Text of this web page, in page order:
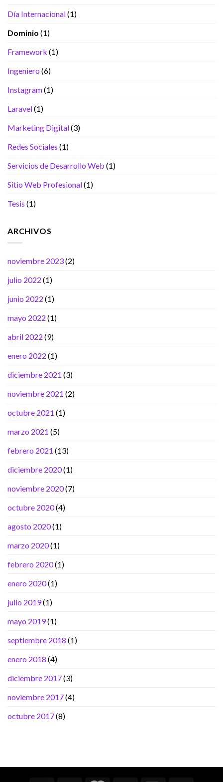
Día Internacional(1)
Dominio (1)
Framework (1)
Ingeniero (6)
Instagram(1)
Laravel(1)
Marketing Digital(3)
Redes Sociales (1)
Servicios de Desarrollo Web (1)
Sitio Web Profesional(1)
Tesis (1)
ARCHIVOS
noviembre 2023(2)
julio 2022 (1)
junio 2022 (1)
mayo 2022 (1)
abril 2022 (9)
enero 2022 (1)
diciembre 2021 (3)
noviembre 2021 (2)
octubre 2021 (1)
marzo 2021 (5)
febrero 2021 (13)
diciembre 2020(1)
noviembre 2020(7)
octubre 2020(4)
agosto 2020(1)
marzo 2020(1)
febrero 2020(1)
enero 2020(1)
julio 2019(1)
mayo 2019(1)
septiembre 2018 (1)
enero 2018 (4)
diciembre 2017(3)
noviembre 2017(4)
octubre 2017(8)